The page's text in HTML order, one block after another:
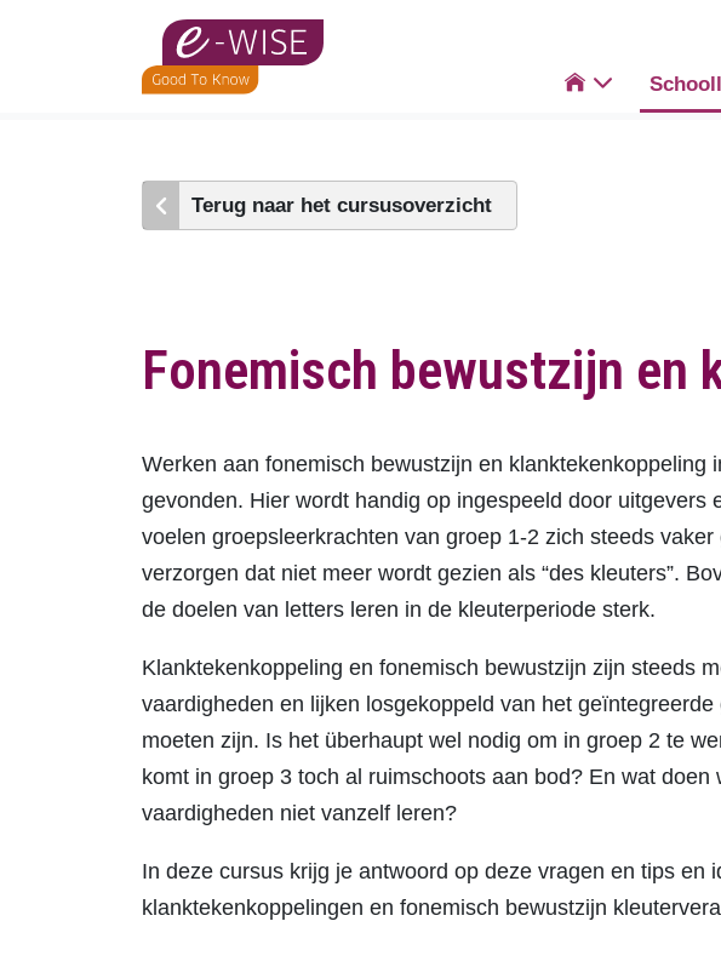

Terug naar het cursusoverzicht
Fonemisch bewustzijn en
Werken aan fonemisch bewustzijn en klanktekenkoppeling
gevonden. Hier wordt handig op ingespeeld door uitgevers
voelen groepsleerkrachten van groep 1-2 zich steeds
verzorgen dat niet meer wordt gezien als “des kleuters”.
de doelen van letters leren in de kleuterperiode sterk.
Klanktekenkoppeling en fonemisch bewustzijn zijn steeds
vaardigheden en lijken losgekoppeld van het
moeten zijn. Is het überhaupt wel nodig om in groep 2 te
komt in groep 3 toch al ruimschoots aan bod? En wat doen
vaardigheden niet vanzelf leren?
In deze cursus krijg je antwoord op deze vragen en tips en
klanktekenkoppelingen en fonemisch bewustzijn